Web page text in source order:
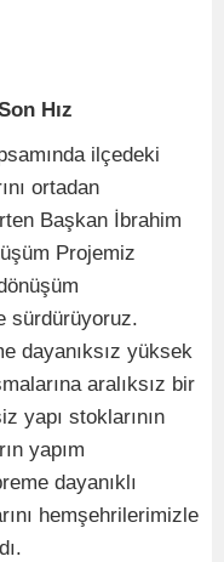
Hız
ilçedeki
ortadan
Başkan İbrahim
Projemiz
sürdürüyoruz.
dayanıksız yüksek
aralıksız bir
yapı stoklarının
yapım
dayanıklı
hemşehrilerimizle